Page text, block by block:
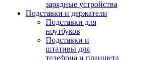
зарядные устройства
Подставки и держатели
Подставки для
ноутбуков
Подставки и
штативы для
телефона и планшета